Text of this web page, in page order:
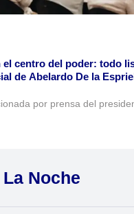
el centro del poder: todo
de Abelardo De la
por prensa del
Noche